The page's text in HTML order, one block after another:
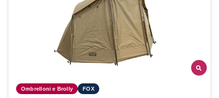
Ombrelloni e Brolly FOX